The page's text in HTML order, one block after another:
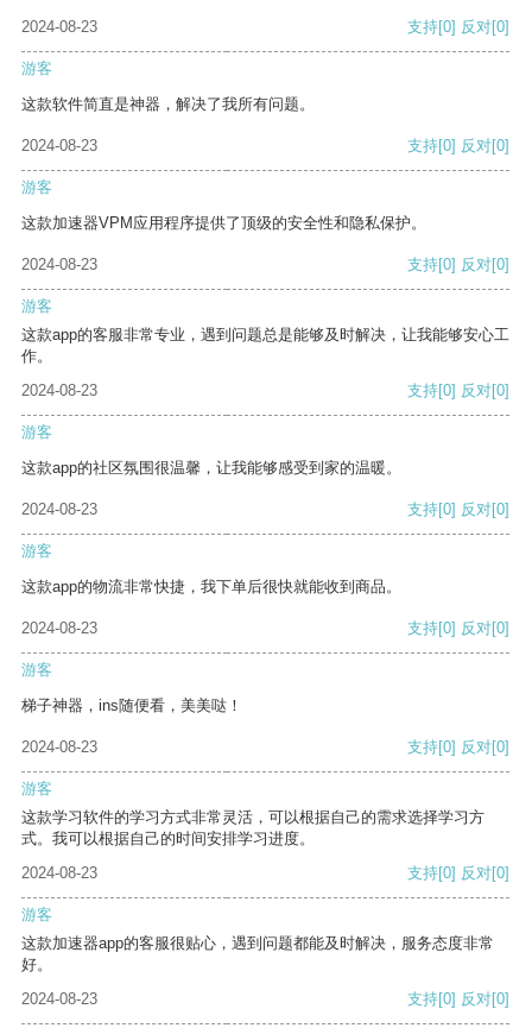
2024-08-23 支持[0] 反对[0]
游客
这款软件简直是神器，解决了我所有问题。
2024-08-23 支持[0] 反对[0]
游客
这款加速器VPM应用程序提供了顶级的安全性和隐私保护。
2024-08-23 支持[0] 反对[0]
游客
这款app的客服非常专业，遇到问题总是能够及时解决，让我能够安心工
作。
2024-08-23
支持[0] 反对[0]
游客
这款app的社区氛围很温馨，让我能够感受到家的温暖。
2024-08-23 支持[0] 反对[0]
游客
这款app的物流非常快捷，我下单后很快就能收到商品。
2024-08-23 支持[0] 反对[0]
游客
梯子神器，ins随便看，美美哒！
2024-08-23 支持[0] 反对[0]
游客
这款学习软件的学习方式非常灵活，可以根据自己的需求选择学习方
式。我可以根据自己的时间安排学习进度。
2024-08-23
支持[0] 反对[0]
游客
这款加速器app的客服很贴心，遇到问题都能及时解决，服务态度非常
好。
2024-08-23
支持[0] 反对[0]